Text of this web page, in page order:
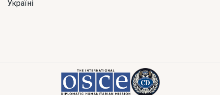
Україні